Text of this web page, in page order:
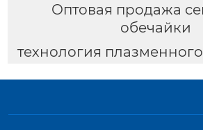
Оптовая продажа
обечайки
технология